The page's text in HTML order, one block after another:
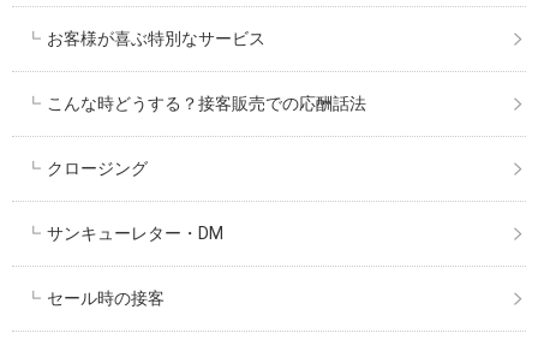
お客様が喜ぶ特別なサービス
こんな時どうする？接客販売での応酬話法
クロージング
サンキューレター・DM
セール時の接客